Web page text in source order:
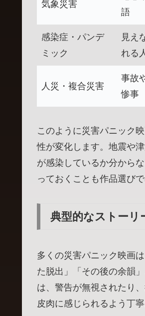
気象災害
語
感染症・パンデ
ミック
見え
れる
人災・複合災害
事故
惨事
このように災害パニック
性が変化します。地震や
が感染しているか分から
っておくことも作品選び
典型的なストーリ
多くの災害パニック映画
た脱出」「その後の余韻
は、警告が無視されたり
皮肉に感じられるよう丁